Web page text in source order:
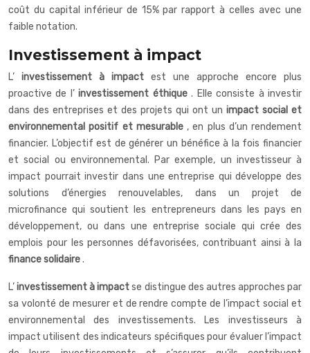
coût du capital inférieur de 15% par rapport à celles avec une
faible notation.
Investissement à impact
L’ investissement à impact est une approche encore plus
proactive de l’investissement éthique. Elle consiste à investir
dans des entreprises et des projets qui ont un impact social et
environnemental positif et mesurable , en plus d’un rendement
financier. L’objectif est de générer un bénéfice à la fois financier
et social ou environnemental. Par exemple, un investisseur à
impact pourrait investir dans une entreprise qui développe des
solutions d’énergies renouvelables, dans un projet de
microfinance qui soutient les entrepreneurs dans les pays en
développement, ou dans une entreprise sociale qui crée des
emplois pour les personnes défavorisées, contribuant ainsi à la
finance solidaire.
L’investissement à impactse distingue des autres approches par
sa volonté de mesurer et de rendre compte de l’impact social et
environnemental des investissements. Les investisseurs à
impact utilisent des indicateurs spécifiques pour évaluer l’impact